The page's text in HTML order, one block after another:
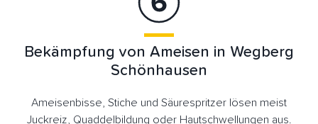
Bekämpfung von Ameisen in Wegberg
Schönhausen
Ameisenbisse, Stiche und Säurespritzer lösen meist
Juckreiz, Quaddelbildung oder Hautschwellungen aus.